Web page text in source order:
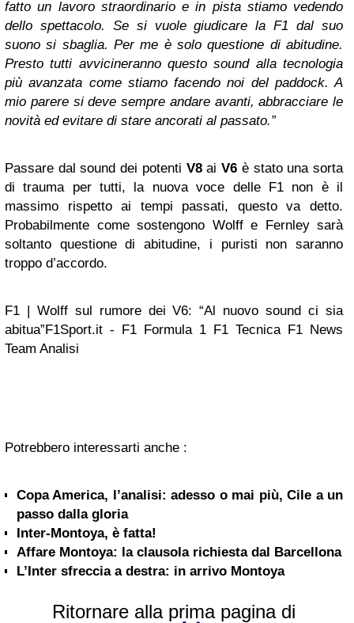
fatto un lavoro straordinario e in pista stiamo vedendo
dello spettacolo. Se si vuole giudicare la F1 dal suo
suono si sbaglia. Per me è solo questione di abitudine.
Presto tutti avvicineranno questo sound alla tecnologia
più avanzata come stiamo facendo noi del paddock. A
mio parere si deve sempre andare avanti, abbracciare le
novità ed evitare di stare ancorati al passato.”
Passare dal sound dei potenti V8ai V6 è stato una sorta
di trauma per tutti, la nuova voce delle F1 non è il
massimo rispetto ai tempi passati, questo va detto.
Probabilmente come sostengono Wolff e Fernley sarà
soltanto questione di abitudine, i puristi non saranno
troppo d’accordo.
F1 | Wolff sul rumore dei V6: “Al nuovo sound ci sia
abitua”F1Sport.it - F1 Formula 1 F1 Tecnica F1 News
Team Analisi
Potrebbero interessarti anche :
Copa America, l’analisi: adesso o mai più, Cile a un
passo dalla gloria
Inter-Montoya, è fatta!
Affare Montoya: la clausola richiesta dal Barcellona
L’Inter sfreccia a destra: in arrivo Montoya
Ritornare alla prima pagina di